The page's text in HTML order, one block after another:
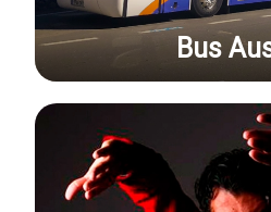
Bus